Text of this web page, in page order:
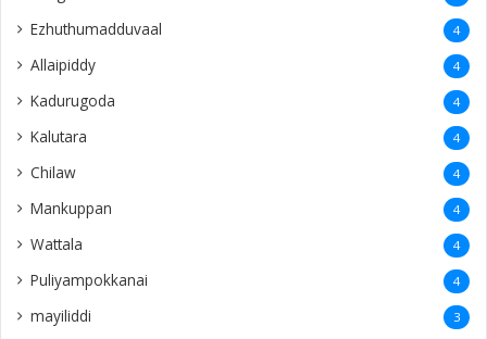
Ezhuthumadduvaal 4
Allaipiddy 4
Kadurugoda 4
Kalutara 4
Chilaw 4
Mankuppan 4
Wattala 4
Puliyampokkanai 4
mayiliddi 3